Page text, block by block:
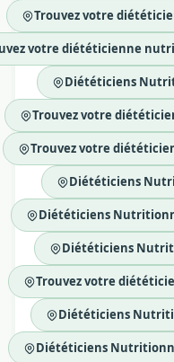
Trouvez votre
votre diététicienne
Diététiciens
Trouvez votre
Trouvez votre
Diététiciens
Diététiciens
Diététiciens
Trouvez votre
Diététiciens
Diététiciens